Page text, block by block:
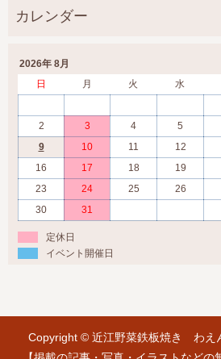
2026年 8月
日
月 火 水
2
3 4 5
9
10 11 12
16
17 18 19
23
24 25 26
30
31
定休日
イベント開催日
Copyright © 近江野菜鉄板焼き わえ